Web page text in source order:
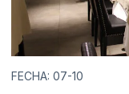
FECHA: 07-10